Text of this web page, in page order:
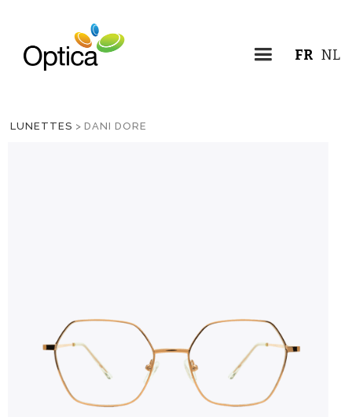
NL
FR
LUNETTES > DANI DORE